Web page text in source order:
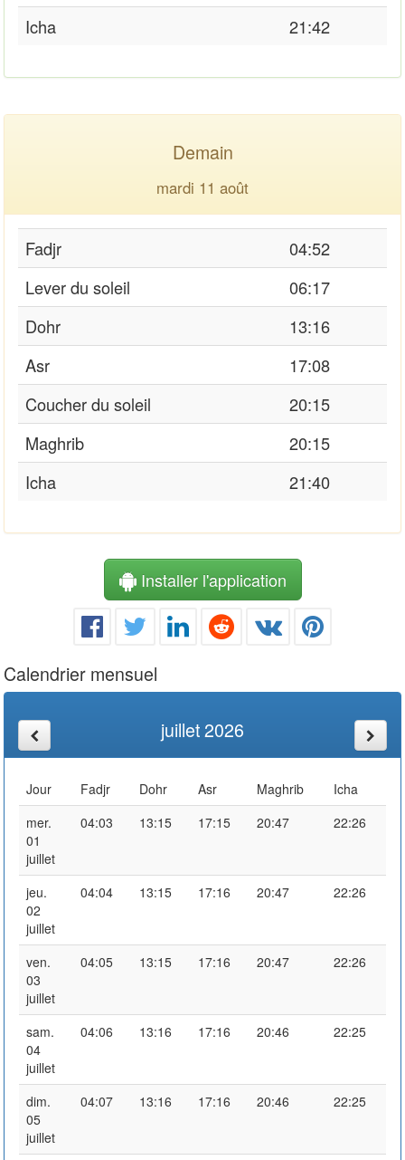
Icha
21:42
Demain
mardi 11 août
Fadjr
04:52
Lever du soleil
06:17
Dohr
13:16
Asr
17:08
Coucher du soleil
20:15
Maghrib
20:15
Icha
21:40
Installer l'application
Calendrier mensuel
juillet 2026
Jour Fadjr Dohr Asr Maghrib
Icha
mer.
01
juillet
04:03 13:15 17:15 20:47 22:26
jeu.
02
juillet
04:04 13:15 17:16 20:47 22:26
ven.
03
juillet
04:05 13:15 17:16 20:47 22:26
sam.
04
juillet
04:06 13:16 17:16 20:46 22:25
dim.
05
juillet
04:07 13:16 17:16 20:46 22:25